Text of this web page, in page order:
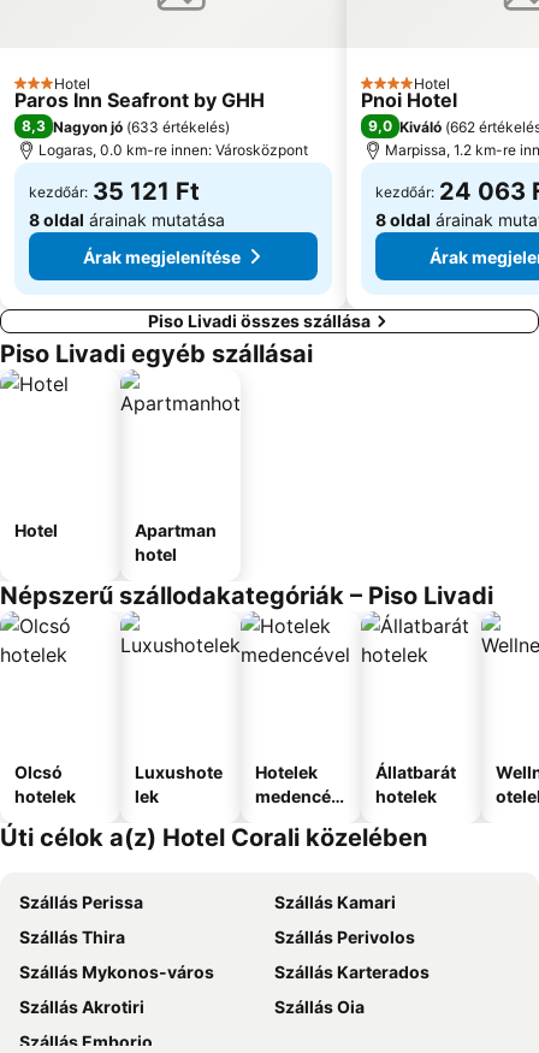
3 Kategória
Hotel
Paros Inn Seafront by GHH
8,3 Nagyon jó (633 értékelés)
Logaras, 0.0 km-re innen: Városközpont
kezdőár: 35 121 Ft
8 oldal árainak mutatása
Árak megjelenítése
4 Kategória
Hotel
Pnoi Hotel
9,0 Kiváló (662
Marpissa, 1.2 km-re
kezdőár: 24 063
8 oldal árainak
Árak
Piso Livadi összes szállása
Piso Livadi egyéb szállásai
Hotel
Apartman
hotel
Népszerű szállodakategóriák – Piso Livadi
Olcsó
hotelek
Luxushote
lek
Hotelek
medencév
Állatbarát
hotelek
Úti célok a(z) Hotel Corali közelében
Szállás Perissa
Szállás Kamari
Szállás Thira
Szállás Perivolos
Szállás Mykonos-város
Szállás Karterados
Szállás Akrotiri
Szállás Oia
Szállás Emborio